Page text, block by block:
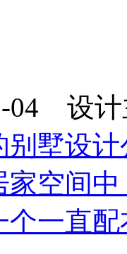
04 设
别墅设
家空间
个一直